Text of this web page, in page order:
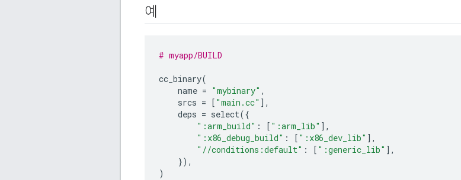
예
# myapp/BUILD
cc_binary(
name = "mybinary" ,
srcs = [ "main.cc" ],
deps = select({
":arm_build" : [ ":arm_lib" ],
":x86_debug_build" : [ ":x86_dev_lib" ],
"//conditions:default" : [ ":generic_lib" ],
}),
)